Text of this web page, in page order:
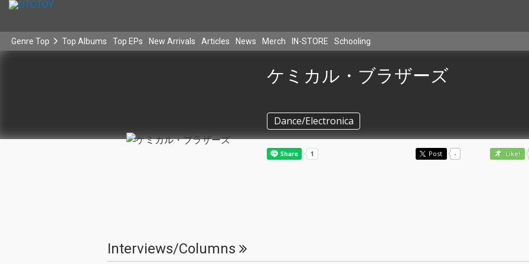
Genre Top Top Albums Top EPs New Arrivals Articles News Merch IN-STORE Schooling
ケミカル・ブラザーズ
Dance/Electronica
Post - Like!
Interviews/Columns